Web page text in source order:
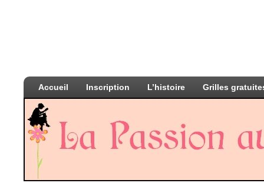
Accueil Inscription L’histoire Grilles